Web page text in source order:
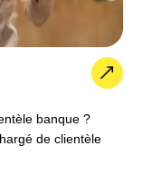
banque ?
de clientèle